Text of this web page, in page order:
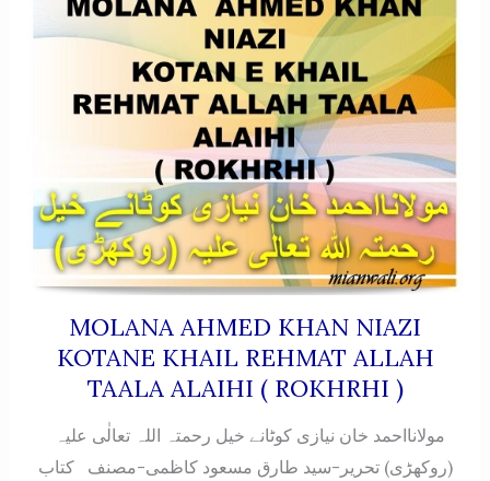
MOLANA AHMED KHAN NIAZI
KOTANE KHAIL REHMAT ALLAH
TAALA ALAIHI ( ROKHRHI )
(روکھڑی) تحریر-سید طارق مسعود کاظمی-مصنف کتاب